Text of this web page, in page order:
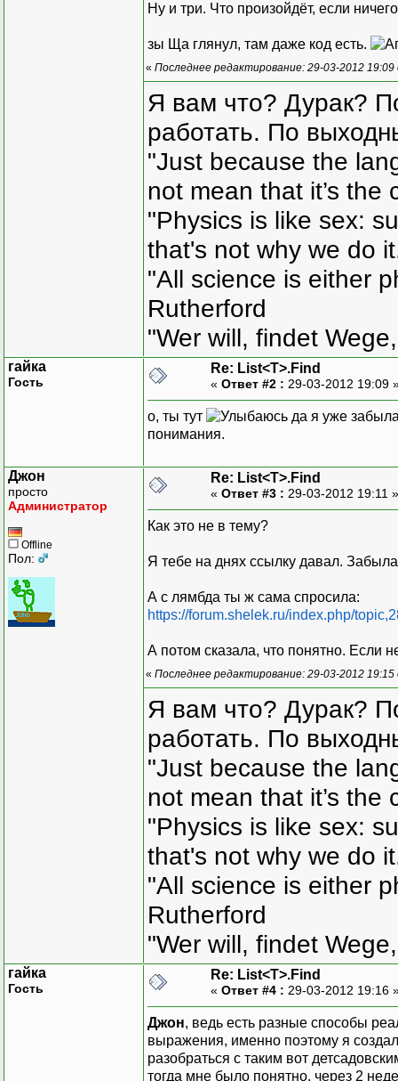
Ну и три. Что произойдёт, если
зы Ща глянул, там даже код есть.
« Последнее редактирование: 29-03-2012
Я вам что? Дурак?
работать. По
"Just because the
not mean that it’s the
"Physics is like sex:
that's not why we do
"All science is either
Rutherford
"Wer will, findet
гайка
Гость
Re: List<T>.Find
« Ответ #2 : 29-03-2012 19:09
о, ты тут
да я уже
понимания.
Джон
просто
Администратор
Offline
Пол:
Re: List<T>.Find
« Ответ #3 : 29-03-2012 19:11
Как это не в тему?
Я тебе на днях ссылку давал.
А с лямбда ты ж сама спросила:
https://forum.shelek.ru/index.php/
А потом сказала, что понятно. Если
« Последнее редактирование: 29-03-2012
Я вам что? Дурак?
работать. По
"Just because the
not mean that it’s the
"Physics is like sex:
that's not why we do
"All science is either
Rutherford
"Wer will, findet
гайка
Гость
Re: List<T>.Find
« Ответ #4 : 29-03-2012 19:16
Джон, ведь есть разные способы
выражения, именно поэтому я
разобраться с таким вот
тогда мне было понятно, через 2